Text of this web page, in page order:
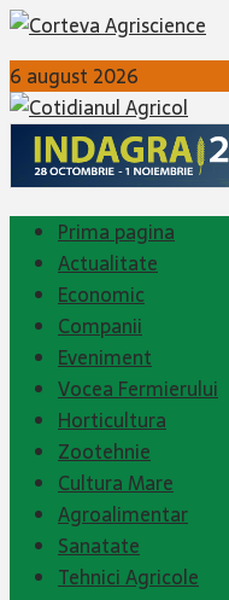
6 august 2026
Prima pagina
Actualitate
Economic
Companii
Eveniment
Vocea Fermierului
Horticultura
Zootehnie
Cultura Mare
Agroalimentar
Sanatate
Tehnici Agricole